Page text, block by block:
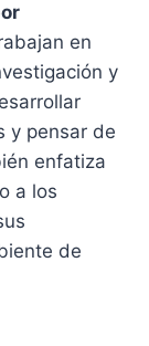
en
y
y pensar de
enfatiza
a los
de